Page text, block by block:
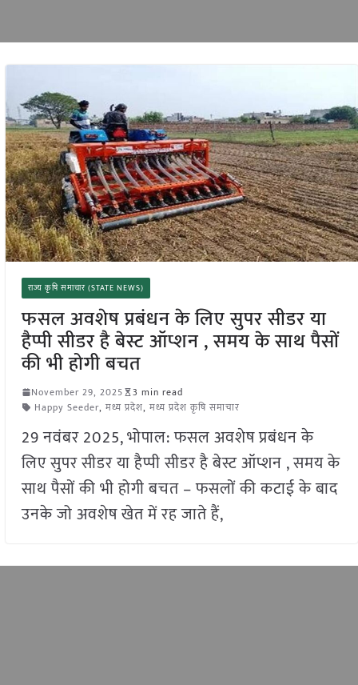
राज्य कृषि समाचार (STATE NEWS)
फसल अवशेष प्रबंधन के लिए सुपर सीडर या
हैप्पी सीडर है बेस्ट ऑप्शन , समय के साथ पैसों
की भी होगी बचत
November 29, 2025
3 min read
Happy Seeder, मध्य प्रदेश, मध्य प्रदेश कृषि समाचार
29 नवंबर 2025, भोपाल: फसल अवशेष प्रबंधन के
लिए सुपर सीडर या हैप्पी सीडर है बेस्ट ऑप्शन , समय के
साथ पैसों की भी होगी बचत – फसलों की कटाई के बाद
उनके जो अवशेष खेत में रह जाते हैं,